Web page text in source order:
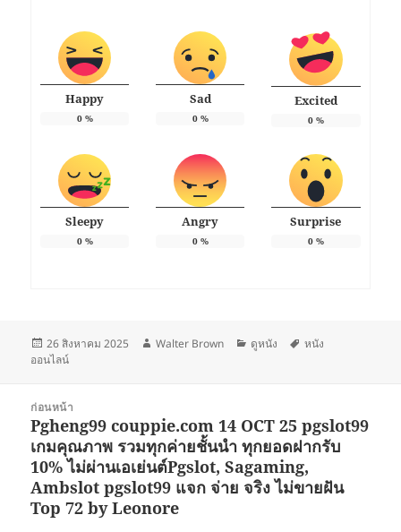
Happy
0%
Sad
0%
Excited
0%
Sleepy
0%
Angry
0%
Surprise
0%
เขียน
เมื่อ
26 สิงหาคม 2025
ผู้
Walter Brown
หมวด
ดูหนัง
ป้าย
หนัง
ออนไลน์
ก่อนหน้า
เรื่อง
ก่อน
หน้า:
Pgheng99 couppie.com 14 OCT 25 pgslot99
เกมคุณภาพ รวมทุกค่ายชั้นนำ ทุกยอดฝากรับ
10% ไม่ผ่านเอเย่นต์Pgslot, Sagaming,
Ambslot pgslot99 แจก จ่าย จริง ไม่ขายฝัน
Top 72 by Leonore